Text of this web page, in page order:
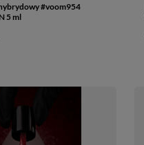
#voom954
5 ml